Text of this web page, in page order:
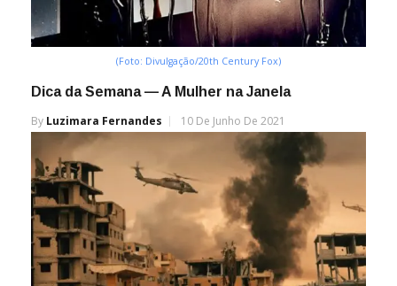
(Foto: Divulgação/20th Century Fox)
Dica da Semana — A Mulher na Janela
By Luzimara Fernandes 10 De Junho De 2021